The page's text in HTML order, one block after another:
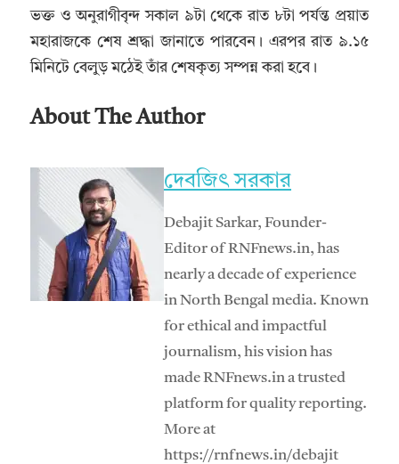
ভক্ত ও অনুরাগীবৃন্দ সকাল ৯টা থেকে রাত ৮টা পর্যন্ত প্রয়াত
মহারাজকে শেষ শ্রদ্ধা জানাতে পারবেন। এরপর রাত ৯.১৫
মিনিটে বেলুড় মঠেই তাঁর শেষকৃত্য সম্পন্ন করা হবে।
About The Author
দেবজিৎ সরকার
Debajit Sarkar, Founder-
Editor of RNFnews.in, has
nearly a decade of experience
in North Bengal media. Known
for ethical and impactful
journalism, his vision has
made RNFnews.in a trusted
platform for quality reporting.
More at
https://rnfnews.in/debajit